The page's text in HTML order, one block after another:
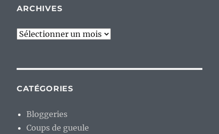
ARCHIVES
Archives
CATÉGORIES
Bloggeries
Coups de gueule